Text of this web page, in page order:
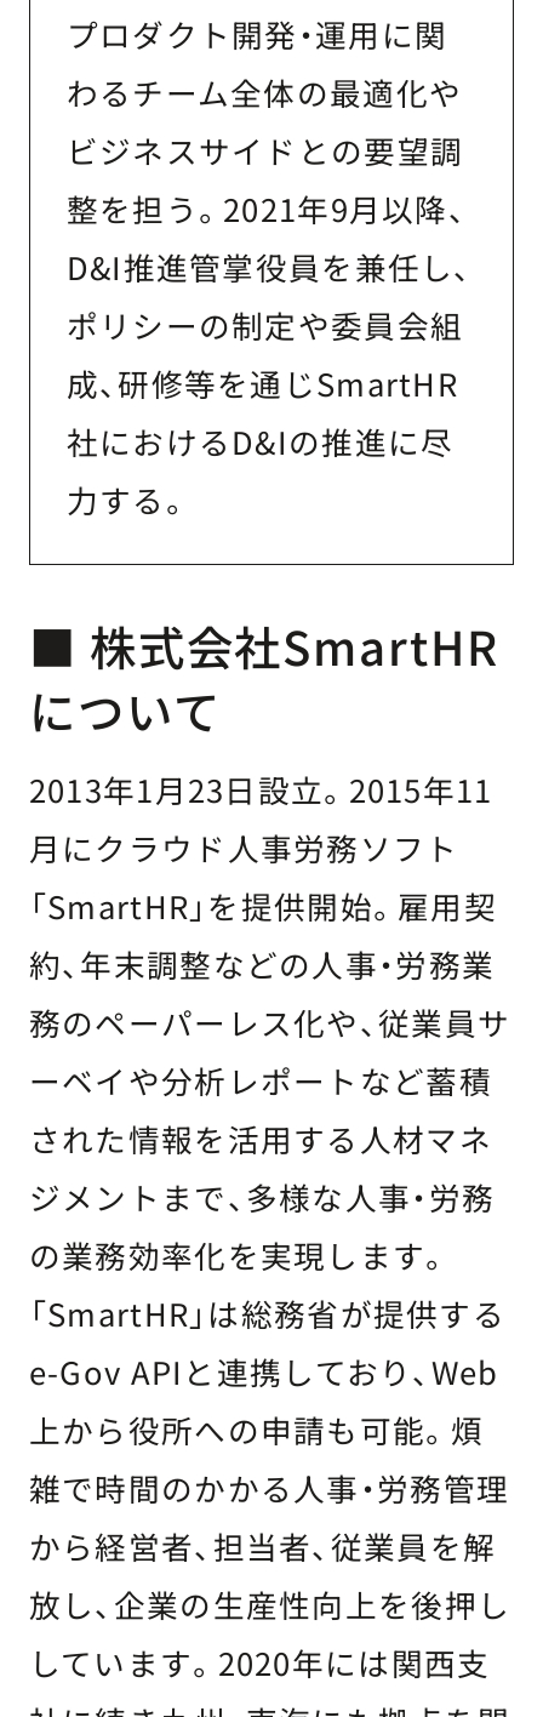
プロダクト開発・運用に関
わるチーム全体の最適化や
ビジネスサイドとの要望調
整を担う。2021年9月以降、
D&I推進管掌役員を兼任し、
ポリシーの制定や委員会組
成、研修等を通じSmartHR
社におけるD&Iの推進に尽
力する。
■ 株式会社SmartHR
について
2013年1月23日設立。2015年11
月にクラウド人事労務ソフト
「SmartHR」を提供開始。雇用契
約、年末調整などの人事・労務業
務のペーパーレス化や、従業員サ
ーベイや分析レポートなど蓄積
された情報を活用する人材マネ
ジメントまで、多様な人事・労務
の業務効率化を実現します。
「SmartHR」は総務省が提供する
e-Gov APIと連携しており、Web
上から役所への申請も可能。煩
雑で時間のかかる人事・労務管理
から経営者、担当者、従業員を解
放し、企業の生産性向上を後押し
しています。2020年には関西支